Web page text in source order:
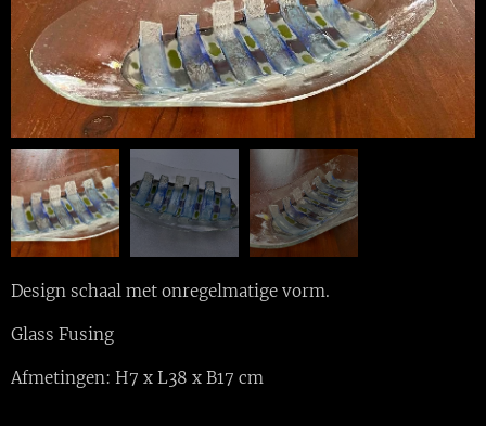
Design schaal met onregelmatige vorm.
Glass Fusing
Afmetingen: H7 x L38 x B17 cm